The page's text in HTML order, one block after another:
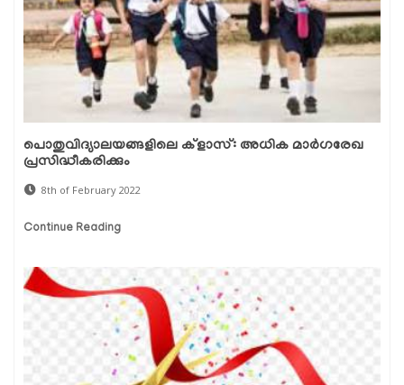
പൊതുവിദ്യാലയങ്ങളിലെ ക്‌ളാസ്: അധിക മാർഗരേഖ
പ്രസിദ്ധീകരിക്കും
8th of February 2022
Continue Reading